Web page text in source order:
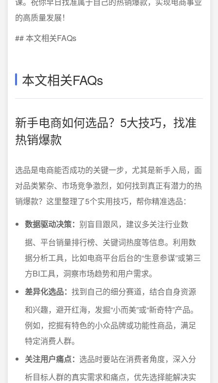
的高质量发展！
## 本文相关FAQs
本文相关FAQs
新手电商如何选品？5大技巧，找准
热销爆款
选品是电商能否成功的关键一步，尤其是新手入局，面
对品类繁杂、市场竞争激烈，如何找到真正有潜力的热
销爆款？这里整理了5个实用技巧，帮你精准选品：
数据驱动决策： 别盲目跟风，建议多关注行业数
据、平台销量排行榜、关键词热度等信息。利用数
据分析工具，比如电商平台后台的“生意参谋”或第三
方BI工具，洞察市场趋势和用户需求。
差异化选品： 找到自己的细分赛道，结合自身资源
和兴趣，避开红海，发掘“小而美”或“新奇特”产品。
例如，挖掘有特色的小众品牌或功能性商品，满足
特定消费人群。
关注用户痛点： 选品时要站在消费者角度，深入分
析目标人群的真实需求和痛点，优先选择能解决实